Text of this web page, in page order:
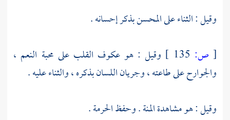
وقيل : الثناء على المحسن بذكر إحسانه .
[ ص:
وقيل : هو عكوف القلب على محبة النعم ،
والجوارح على طاعته ، وجريان اللسان بذكره ، والثناء عليه .
وقيل : هو مشاهدة المنة . وحفظ الحرمة .